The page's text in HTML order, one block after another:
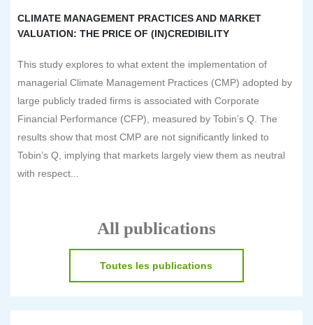
CLIMATE MANAGEMENT PRACTICES AND MARKET
VALUATION: THE PRICE OF (IN)CREDIBILITY
This study explores to what extent the implementation of
managerial Climate Management Practices (CMP) adopted by
large publicly traded firms is associated with Corporate
Financial Performance (CFP), measured by Tobin’s Q. The
results show that most CMP are not significantly linked to
Tobin’s Q, implying that markets largely view them as neutral
with respect...
All publications
Toutes les publications